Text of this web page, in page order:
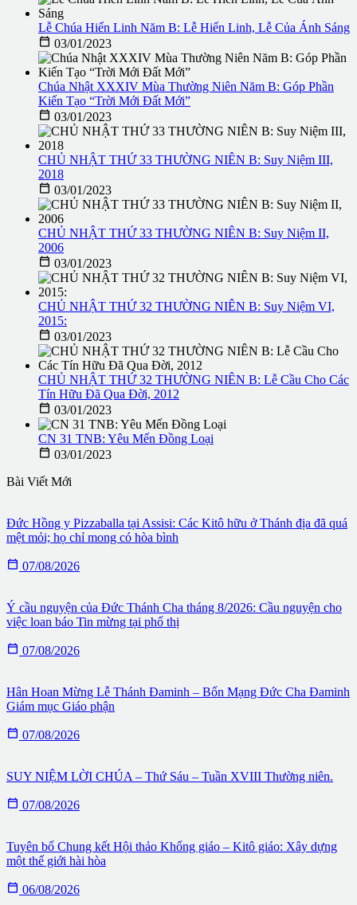
Lễ Chúa Hiển Linh Năm B: Lễ Hiển Linh, Lễ Của Ánh Sáng
 03/01/2023
Chúa Nhật XXXIV Mùa Thường Niên Năm B: Góp Phần
Kiến Tạo “Trời Mới Đất Mới”
 03/01/2023
CHỦ NHẬT THỨ 33 THƯỜNG NIÊN B: Suy Niệm III,
2018
 03/01/2023
CHỦ NHẬT THỨ 33 THƯỜNG NIÊN B: Suy Niệm II,
2006
 03/01/2023
CHỦ NHẬT THỨ 32 THƯỜNG NIÊN B: Suy Niệm VI,
2015:
 03/01/2023
CHỦ NHẬT THỨ 32 THƯỜNG NIÊN B: Lễ Cầu Cho Các
Tín Hữu Ðã Qua Ðời, 2012
 03/01/2023
CN 31 TNB: Yêu Mến Ðồng Loại
 03/01/2023
Bài Viết Mới
Đức Hồng y Pizzaballa tại Assisi: Các Kitô hữu ở Thánh địa đã quá
mệt mỏi; họ chỉ mong có hòa bình
 07/08/2026
Ý cầu nguyện của Đức Thánh Cha tháng 8/2026: Cầu nguyện cho
việc loan báo Tin mừng tại phố thị
 07/08/2026
Hân Hoan Mừng Lễ Thánh Đaminh – Bổn Mạng Đức Cha Đaminh
Giám mục Giáo phận
 07/08/2026
SUY NIỆM LỜI CHÚA – Thứ Sáu – Tuần XVIII Thường niên.
 07/08/2026
Tuyên bố Chung kết Hội thảo Khổng giáo – Kitô giáo: Xây dựng
một thế giới hài hòa
 06/08/2026